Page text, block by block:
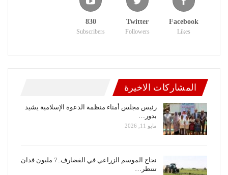
Facebook
Likes
Twitter
Followers
830
Subscribers
المشاركات الاخيرة
رئيس مجلس أمناء منظمة الدعوة الإسلامية يشيد
بدور…
مايو 11, 2026
نجاح الموسم الزراعي في القضارف..7 مليون فدان
تنتظر…